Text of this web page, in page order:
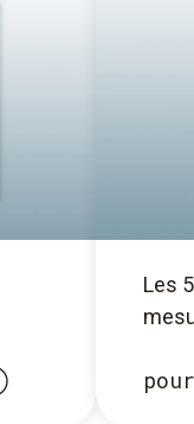
Les